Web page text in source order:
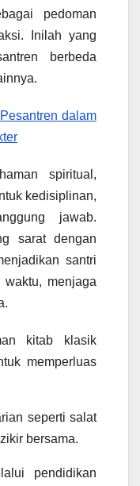
pedoman
Inilah yang
berbeda
dalam
spiritual,
kedisiplinan,
jawab.
sarat dengan
santri
waktu, menjaga
kitab klasik
memperluas
seperti salat
bersama.
pendidikan